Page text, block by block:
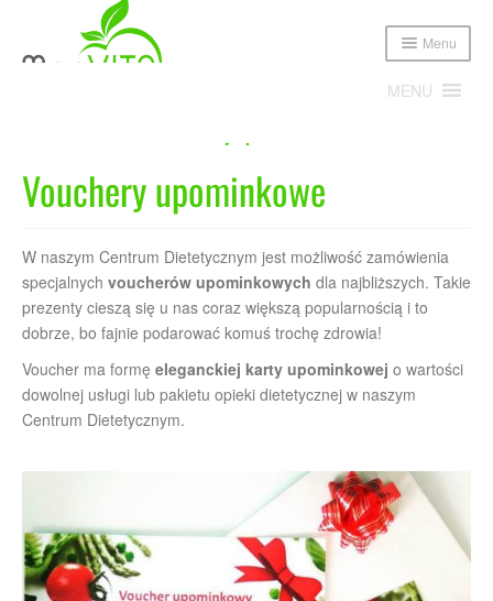
Menu
MENU
Poznajmy się!
Oferta
child
menu
Oferta indywidualna
Oferta dla firm i placówek oświaty
Cennik
Vouchery upominkowe
W naszym Centrum Dietetycznym jest możliwość zamówienia
specjalnych voucherów upominkowych dla najbliższych. Takie
prezenty cieszą się u nas coraz większą popularnością i to
dobrze, bo fajnie podarować komuś trochę zdrowia!
Voucher ma formę eleganckiej karty upominkowej o wartości
dowolnej usługi lub pakietu opieki dietetycznej w naszym
Centrum Dietetycznym.